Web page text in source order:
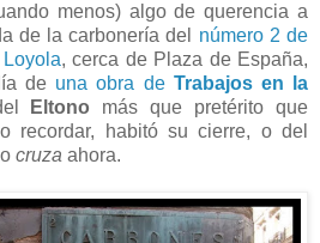
menos) algo de querencia a
de la carbonería del número 2 de
, cerca de Plaza de España,
de una obra de Trabajos en la
Eltono más que pretérito que
recordar, habitó su cierre, o del
cruza ahora.